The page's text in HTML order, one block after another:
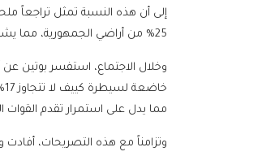
إلى أن هذه النسبة تمثل تراجعاً
25% من أراضي الجمهورية، مما يشير إلى تحول ميداني واضح لصالح القوات الروسية.
وخلال الاجتماع، استفسر بوتين عن
مما يدل على استمرار تقدم
وتزامناً مع هذه التصريحات، أفادت